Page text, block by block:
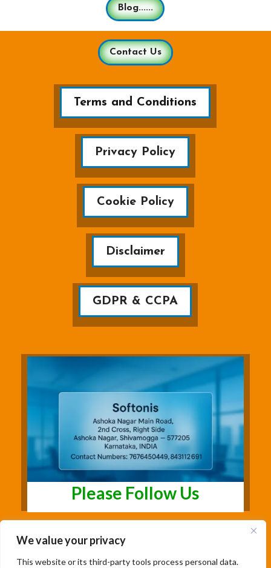
We value your privacy
This website or its third-party tools process personal data.
Blog......
Contact Us
Terms and Conditions
Privacy Policy
Cookie Policy
Disclaimer
GDPR & CCPA
Please Follow Us